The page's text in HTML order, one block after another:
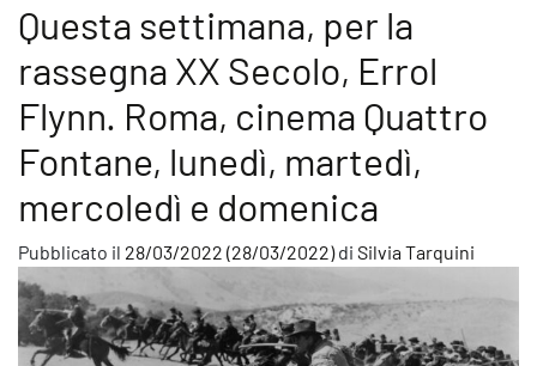
Questa settimana, per la
rassegna XX Secolo, Errol
Flynn. Roma, cinema Quattro
Fontane, lunedì, martedì,
mercoledì e domenica
Pubblicato il 28/03/2022 (28/03/2022)di Silvia Tarquini